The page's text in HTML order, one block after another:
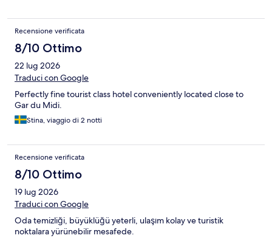
Recensione verificata
8/10 Ottimo
22 lug 2026
Traduci con Google
Perfectly fine tourist class hotel conveniently located close to
Gar du Midi.
Stina, viaggio di 2 notti
Recensione verificata
8/10 Ottimo
19 lug 2026
Traduci con Google
Oda temizliği, büyüklüğü yeterli, ulaşım kolay ve turistik
noktalara yürünebilir mesafede.